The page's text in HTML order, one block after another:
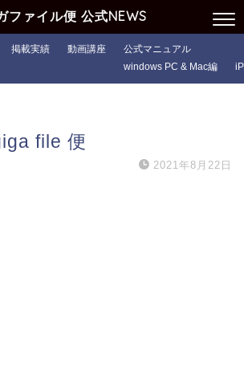
ファイル便 公式NEWS
掲載実績 動画講座
公式マニュアル
windows PC & Mac編
file 便
2021年8月22日